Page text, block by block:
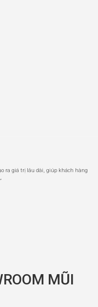
ra giá trị lâu dài, giúp khách hàng
”
MŨI